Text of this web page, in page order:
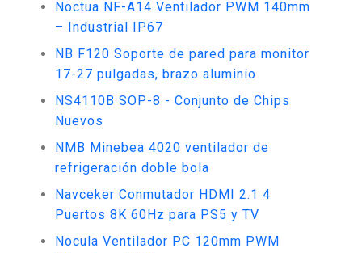
Noctua NF-A14 Ventilador PWM 140mm
– Industrial IP67
NB F120 Soporte de pared para monitor
17-27 pulgadas, brazo aluminio
NS4110B SOP-8 - Conjunto de Chips
Nuevos
NMB Minebea 4020 ventilador de
refrigeración doble bola
Navceker Conmutador HDMI 2.1 4
Puertos 8K 60Hz para PS5 y TV
Nocula Ventilador PC 120mm PWM